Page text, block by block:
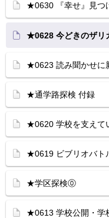
★0630 『幸せ』見つ
★0628 今どきのザリ
★0623 読み聞かせに
★通学路探検 付録
★0620 学校を支えて
★0619 ビブリオバト
★学区探検⓪
★0613 学校公開・学